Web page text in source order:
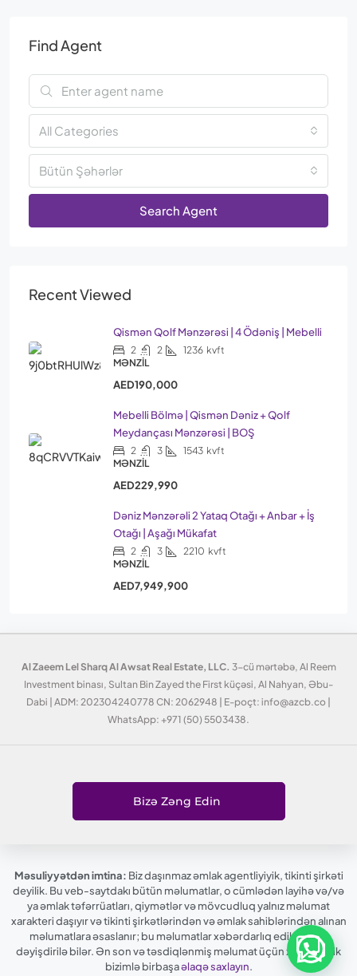
Find Agent
All Categories
Bütün Şəhərlər
Search Agent
Recent Viewed
Qismən Qolf Mənzərəsi | 4 Ödəniş | Mebelli
2 2 1236 kvft
MƏNZIL
AED190,000
Mebelli Bölmə | Qismən Dəniz + Qolf
Meydançası Mənzərəsi | BOŞ
2 3 1543 kvft
MƏNZIL
AED229,990
Dəniz Mənzərəli 2 Yataq Otağı + Anbar + İş
Otağı | Aşağı Mükafat
2 3 2210 kvft
MƏNZIL
AED7,949,900
Al Zaeem Lel Sharq Al Awsat Real Estate, LLC. 3-cü mərtəbə, Al Reem
Investment binası, Sultan Bin Zayed the First küçəsi, Al Nahyan, Əbu-
Dabi | ADM: 202304240778 CN: 2062948 | E-poçt: info@azcb.co |
WhatsApp: +971 (50) 5503438.
Bizə Zəng Edin
Məsuliyyətdən imtina: Biz daşınmaz əmlak agentliyiyik, tikinti şirkəti
deyilik. Bu veb-saytdakı bütün məlumatlar, o cümlədən layihə və/və
ya əmlak təfərrüatları, qiymətlər və mövcudluq yalnız məlumat
xarakteri daşıyır və tikinti şirkətlərindən və əmlak sahiblərindən alınan
məlumatlara əsaslanır; bu məlumatlar xəbərdarlıq edilmədən
dəyişdirilə bilər. Ən son və təsdiqlənmiş məlumat üçün xahiş edirik
bizimlə birbaşaəlaqə saxlayın.